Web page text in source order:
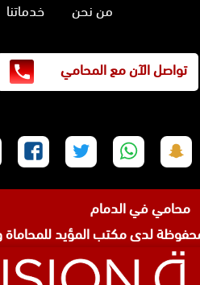
من نحن
خدماتنا
تواصل الآن مع المحامي
على
سناب
شات
على
واتساب
على
تويتر
على
محامي في الدمام
مكتب المؤيد للمحاماة